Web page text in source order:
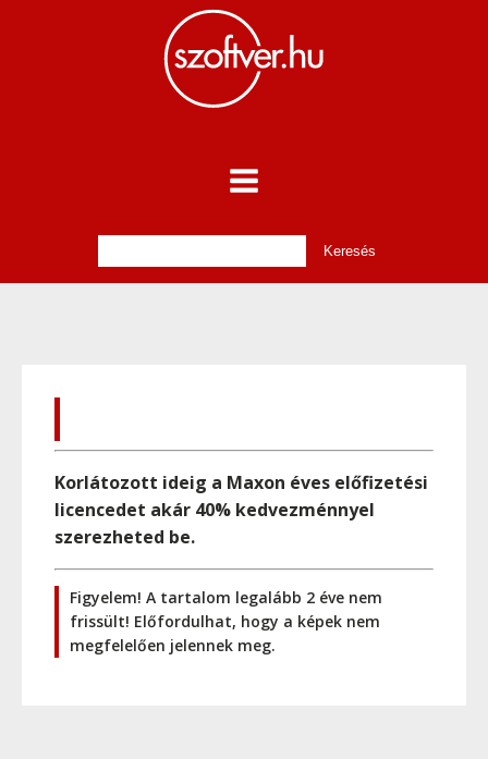
Korlátozott ideig a Maxon éves előfizetési
licencedet akár 40% kedvezménnyel
szerezheted be.
Figyelem! A tartalom legalább 2 éve nem
frissült! Előfordulhat, hogy a képek nem
megfelelően jelennek meg.